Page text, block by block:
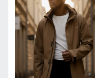
Вид одежды